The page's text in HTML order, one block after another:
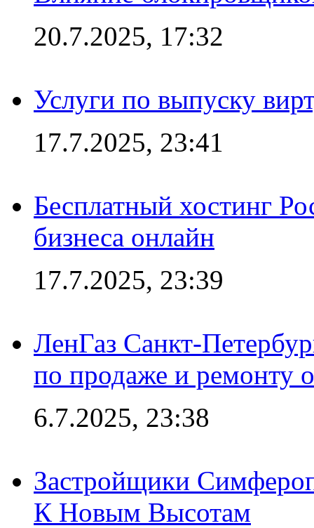
20.7.2025, 17:32
Услуги по выпуску
17.7.2025, 23:41
Бесплатный хостинг
бизнеса онлайн
17.7.2025, 23:39
ЛенГаз Санкт-
по продаже и ремонту
6.7.2025, 23:38
Застройщики
К Новым Высотам